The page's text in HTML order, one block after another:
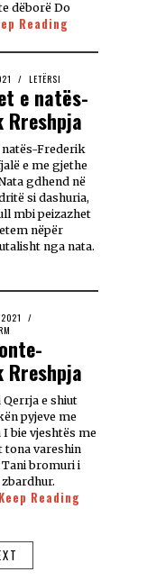
dëborë Do
Reading
LETËRSI
e natës-
Rreshpja
natës-Frederik
e me gjethe
gdhend në
si dashuria,
mbi peizazhet
nëpër
nga nata.
Rreshpja
e shiut
pyjeve me
bie vjeshtës me
vareshin
Tani bromuri i
Keep Reading